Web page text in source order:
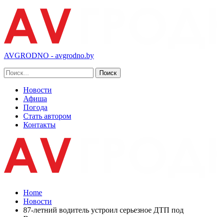
AVGRODNO - avgrodno.by
Новости
Афиша
Погода
Стать автором
Контакты
Home
Новости
87-летний водитель устроил серьезное ДТП под